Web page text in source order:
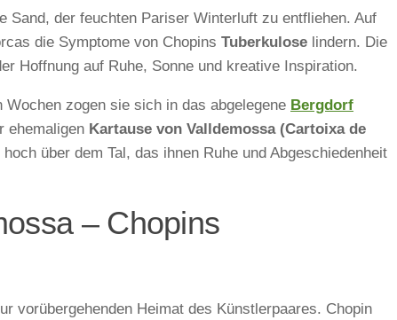
Sand, der feuchten Pariser Winterluft zu entfliehen. Auf
die Symptome von Chopins Tuberkulose lindern. Die
Hoffnung auf Ruhe, Sonne und kreative Inspiration.
Wochen zogen sie sich in das abgelegene Bergdorf
ehemaligen Kartause von Valldemossa (Cartoixa de
über dem Tal, das ihnen Ruhe und Abgeschiedenheit
– Chopins
vorübergehenden Heimat des Künstlerpaares. Chopin